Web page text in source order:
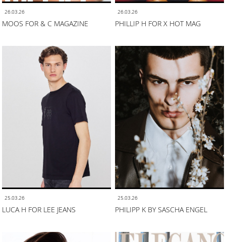
26.03.26
MOOS FOR & C MAGAZINE
26.03.26
PHILLIP H FOR X HOT MAG
25.03.26
LUCA H FOR LEE JEANS
25.03.26
PHILIPP K BY SASCHA ENGEL